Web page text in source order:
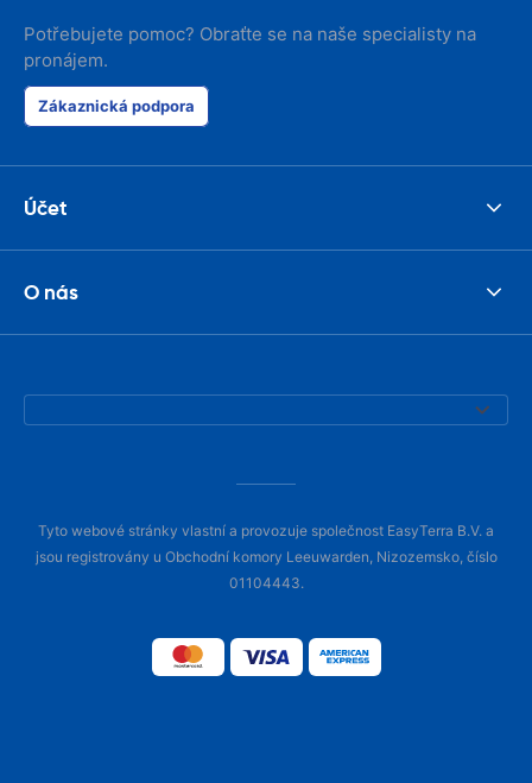
Potřebujete pomoc? Obraťte se na naše specialisty na
pronájem.
Zákaznická podpora
Účet
O nás
Tyto webové stránky vlastní a provozuje společnost EasyTerra B.V. a
jsou registrovány u Obchodní komory Leeuwarden, Nizozemsko, číslo
01104443.